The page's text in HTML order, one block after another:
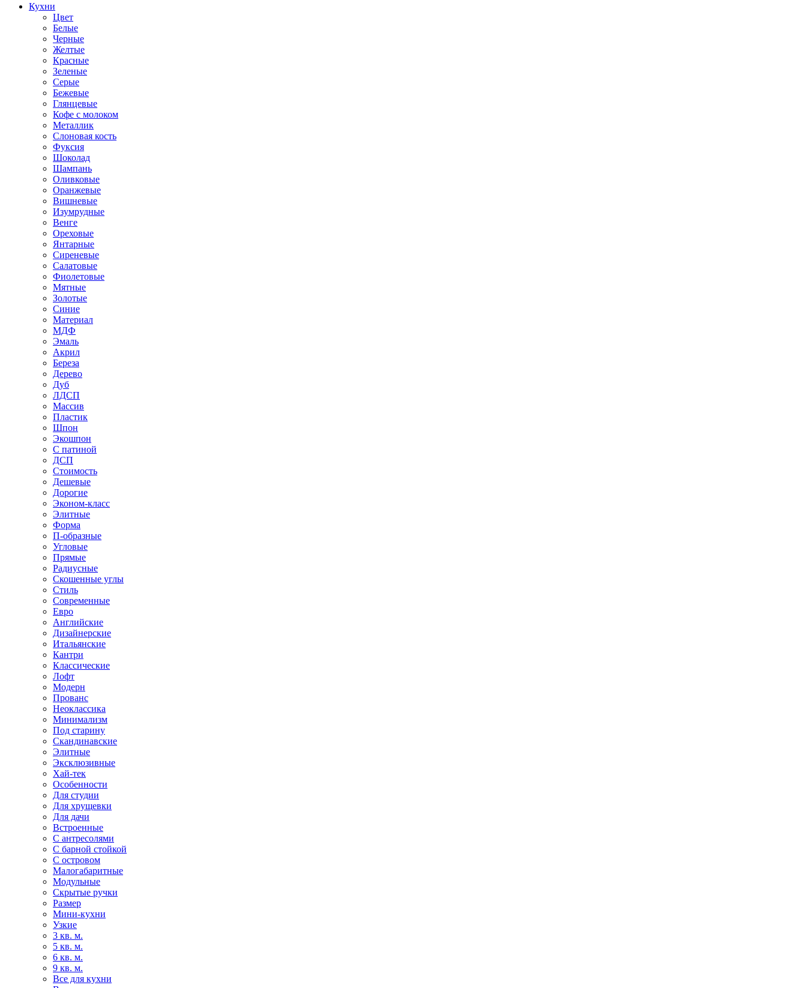
Кухни
Цвет
Белые
Черные
Желтые
Красные
Зеленые
Серые
Бежевые
Глянцевые
Кофе с молоком
Металлик
Слоновая кость
Фуксия
Шоколад
Шампань
Оливковые
Оранжевые
Вишневые
Изумрудные
Венге
Ореховые
Янтарные
Сиреневые
Салатовые
Фиолетовые
Мятные
Золотые
Синие
Материал
МДФ
Эмаль
Акрил
Береза
Дерево
Дуб
ЛДСП
Массив
Пластик
Шпон
Экошпон
С патиной
ДСП
Стоимость
Дешевые
Дорогие
Эконом-класс
Элитные
Форма
П-образные
Угловые
Прямые
Радиусные
Скошенные углы
Стиль
Современные
Евро
Английские
Дизайнерские
Итальянские
Кантри
Классические
Лофт
Модерн
Прованс
Неоклассика
Минимализм
Под старину
Скандинавские
Элитные
Эксклюзивные
Хай-тек
Особенности
Для студии
Для хрущевки
Для дачи
Встроенные
С антресолями
С барной стойкой
С островом
Малогабаритные
Модульные
Скрытые ручки
Размер
Мини-кухни
Узкие
3 кв. м.
5 кв. м.
6 кв. м.
9 кв. м.
Все для кухни